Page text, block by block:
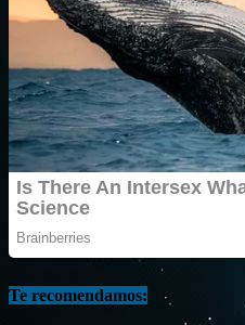
Te recomendamos: